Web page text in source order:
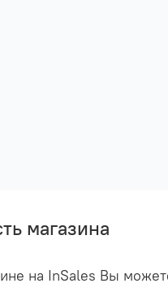
магазина
на InSales Вы